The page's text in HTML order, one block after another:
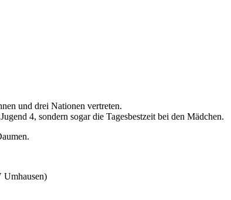
und drei Nationen vertreten.
4, sondern sogar die Tagesbestzeit bei den Mädchen.
Umhausen)